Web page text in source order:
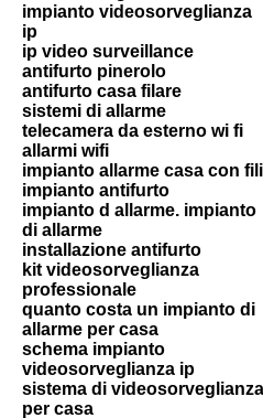
impianto videosorveglianza
ip
ip video surveillance
antifurto pinerolo
antifurto casa filare
sistemi di allarme
telecamera da esterno wi fi
allarmi wifi
impianto allarme casa con fili
impianto antifurto
impianto d allarme. impianto
di allarme
installazione antifurto
kit videosorveglianza
professionale
quanto costa un impianto di
allarme per casa
schema impianto
videosorveglianza ip
sistema di videosorveglianza
per casa